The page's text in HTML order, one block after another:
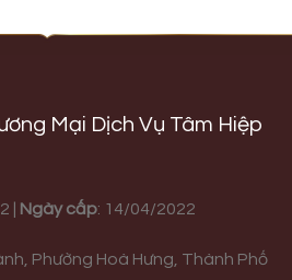
Mại Dịch Vụ Tâm Hiệp
| Ngày cấp: 14/04/2022
Phường Hoà Hưng, Thành Phố